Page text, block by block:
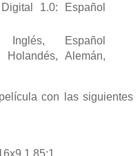
1.0: Español
Inglés, Español
Holandés, Alemán,
con las siguientes